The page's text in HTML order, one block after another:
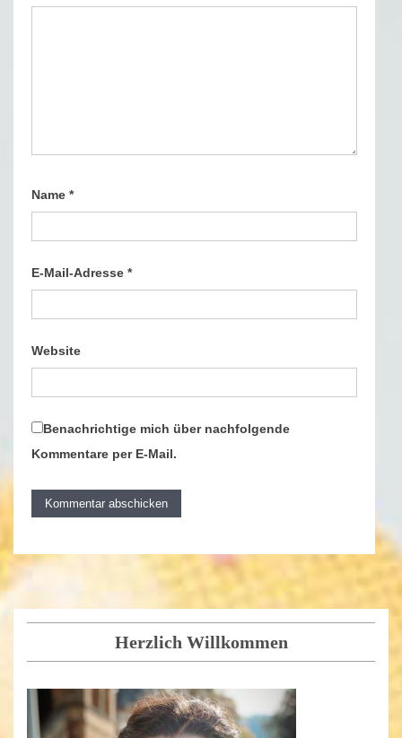
Name *
E-Mail-Adresse *
Website
Benachrichtige mich über nachfolgende
Kommentare per E-Mail.
Herzlich Willkommen